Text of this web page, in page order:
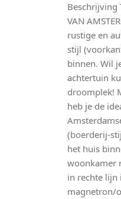
Beschrijving
VAN
rustige en
stijl
binnen. Wil
achtertuin
droomplek!
heb je de
(boerderij-
het huis
woonkamer
in rechte lijn
magnetron/